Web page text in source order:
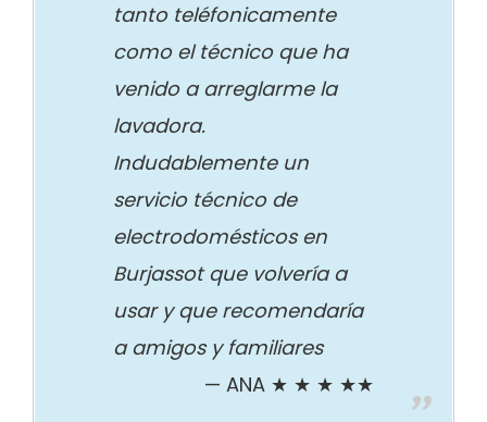
tanto teléfonicamente
como el técnico que ha
venido a arreglarme la
lavadora.
Indudablemente un
servicio técnico de
electrodomésticos en
Burjassot que volvería a
usar y que recomendaría
a amigos y familiares
ANA ★ ★ ★ ★★